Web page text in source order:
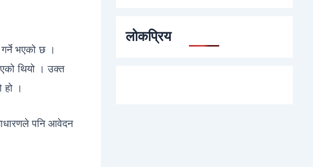
भएको छ ।
थियो । उक्त
हो ।
पनि आवेदन
लोकप्रिय